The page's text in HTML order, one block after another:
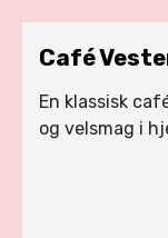
Café
En klassisk
og velsmag i